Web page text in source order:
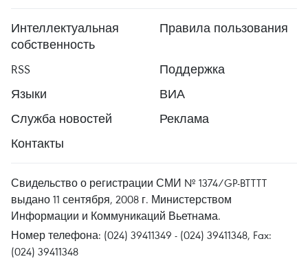
Интеллектуальная
собственность
Правила пользования
RSS
Поддержка
Языки
ВИА
Служба новостей
Реклама
Контакты
Свидельство о регистрации СМИ № 1374/GP-BTTTT
выдано 11 сентября, 2008 г. Министерством
Информации и Коммуникаций Вьетнама.
Номер телефона: (024) 39411349 - (024) 39411348, Fax:
(024) 39411348